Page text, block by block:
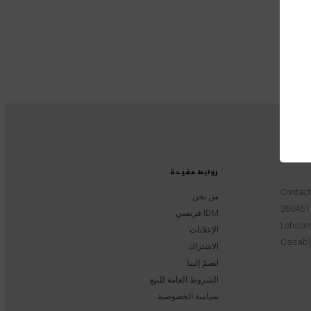
روابط مفيدة
من نحن
IDM فرنسي
الإعلانات
الاشتراك
انضمّ إلينا
الشروط العامة للبيع
سياسة الخصوصية